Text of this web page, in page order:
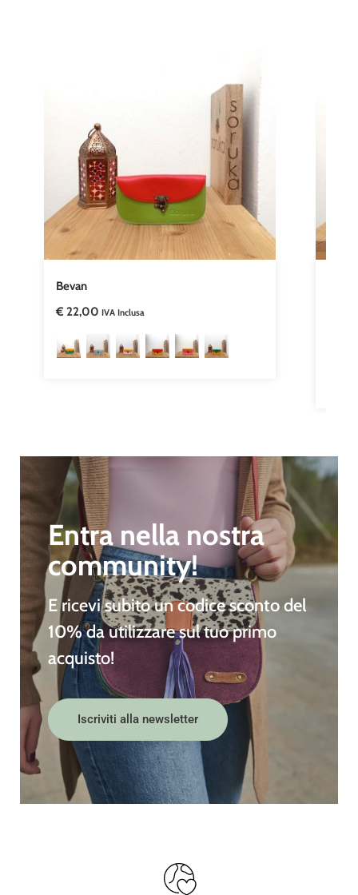
Bevan
€ 22,00 IVA Inclusa
Entra nella nostra
community!
E ricevi subito uncodice sconto del
10%da utilizzare sul tuo primo
acquisto!
Iscriviti alla newsletter